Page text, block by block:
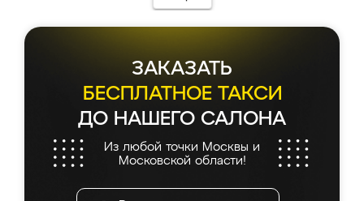
ЗАКАЗАТЬ
БЕСПЛАТНОЕ ТАКСИ
ДО НАШЕГО САЛОНА
Из любой точки Москвы и
Московской области!